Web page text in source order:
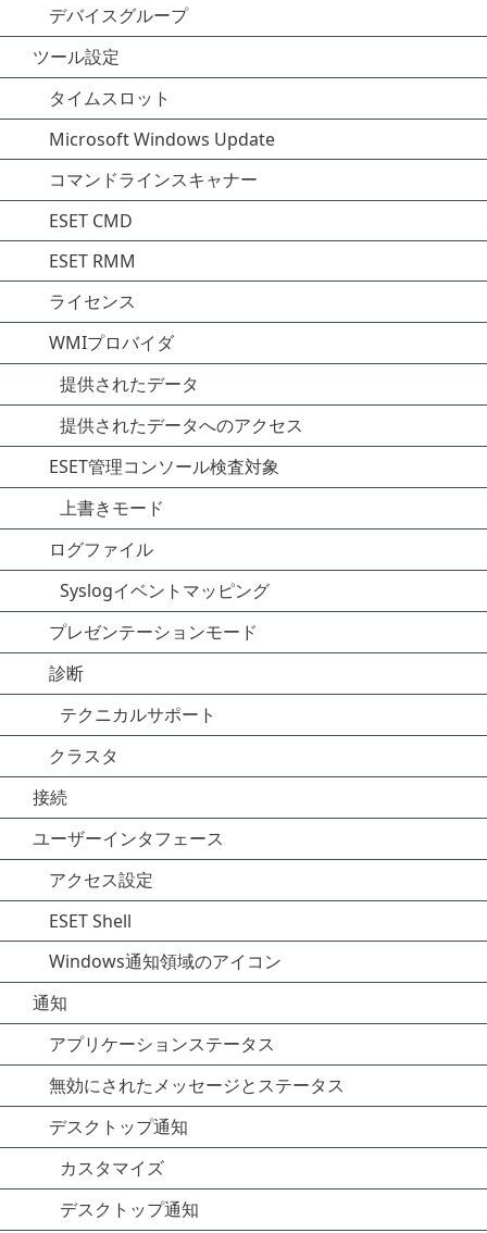
デバイスグループ
ツール設定
タイムスロット
Microsoft Windows Update
コマンドラインスキャナー
ESET CMD
ESET RMM
ライセンス
WMIプロバイダ
提供されたデータ
提供されたデータへのアクセス
ESET管理コンソール検査対象
上書きモード
ログファイル
Syslogイベントマッピング
プレゼンテーションモード
診断
テクニカルサポート
クラスタ
接続
ユーザーインタフェース
アクセス設定
ESET Shell
Windows通知領域のアイコン
通知
アプリケーションステータス
無効にされたメッセージとステータス
デスクトップ通知
カスタマイズ
デスクトップ通知